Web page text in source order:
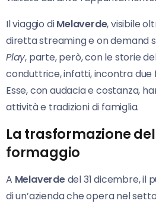
Il viaggio diMelaverde, visibile
diretta streaming e on demand
Play, parte, però, con le storie
conduttrice, infatti, incontra due
Esse, con audacia e costanza,
attività e tradizioni di famiglia.
La trasformazione
formaggio
A Melaverdedel 31 dicembre, il
di un’azienda che opera nel